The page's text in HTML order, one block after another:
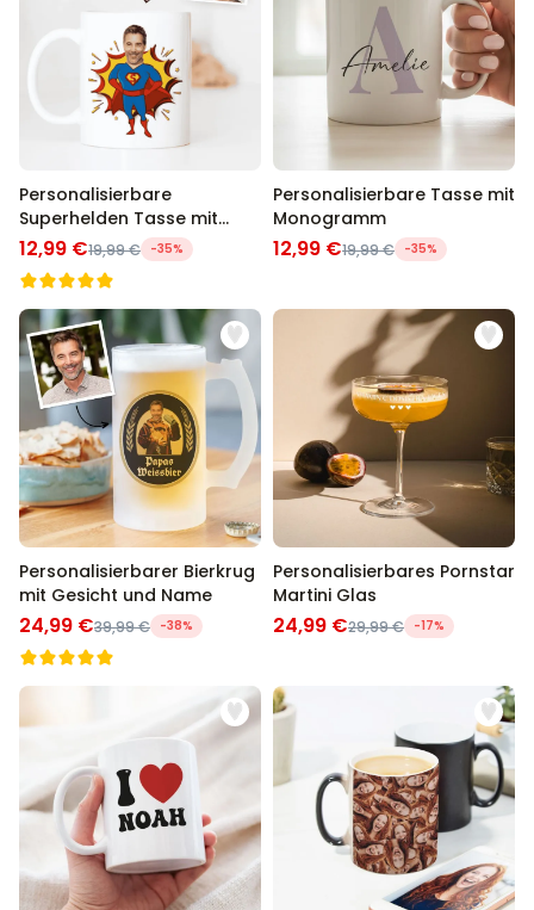
Personalisierbare
Superhelden Tasse mit
Gesicht
12,99 €19,99 € -35%
Personalisierbare Tasse mit
Monogramm
12,99 €19,99 € -35%
Personalisierbarer Bierkrug
mit Gesicht und Name
24,99 €39,99 € -38%
Personalisierbares Pornstar
Martini Glas
24,99 €29,99 € -17%